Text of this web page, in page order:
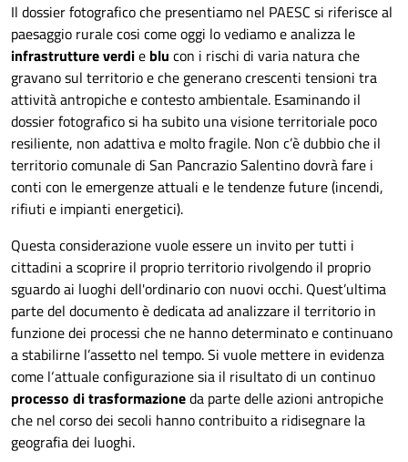
Il dossier fotografico che presentiamo nel PAESC si riferisce al
paesaggio rurale cosi come oggi lo vediamo e analizza le
infrastrutture verdie blu con i rischi di varia natura che
gravano sul territorio e che generano crescenti tensioni tra
attività antropiche e contesto ambientale. Esaminando il
dossier fotografico si ha subito una visione territoriale poco
resiliente, non adattiva e molto fragile. Non c’è dubbio che il
territorio comunale di San Pancrazio Salentino dovrà fare i
conti con le emergenze attuali e le tendenze future (incendi,
rifiuti e impianti energetici).
Questa considerazione vuole essere un invito per tutti i
cittadini a scoprire il proprio territorio rivolgendo il proprio
sguardo ai luoghi dell'ordinario con nuovi occhi. Quest’ultima
parte del documento è dedicata ad analizzare il territorio in
funzione dei processi che ne hanno determinato e continuano
a stabilirne l’assetto nel tempo. Si vuole mettere in evidenza
come l‘attuale configurazione sia il risultato di un continuo
processo di trasformazioneda parte delle azioni antropiche
che nel corso dei secoli hanno contribuito a ridisegnare la
geografia dei luoghi.